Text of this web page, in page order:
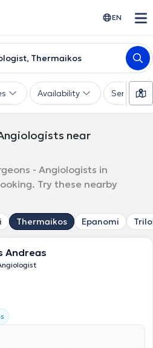
EN
Thermaikos
Availability Services
near
- Angiologists in
Try these nearby
Thermaikos Epanomi
Andreas